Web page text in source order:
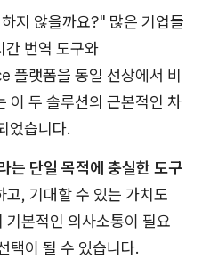
지 않을까요?" 많은 기업들
간 번역 도구와
랫폼을 동일 선상에서 비
이 두 솔루션의 근본적인 차
었습니다.
는 단일 목적에 충실한 도구
, 기대할 수 있는 가치도
본적인 의사소통이 필요
택이 될 수 있습니다.